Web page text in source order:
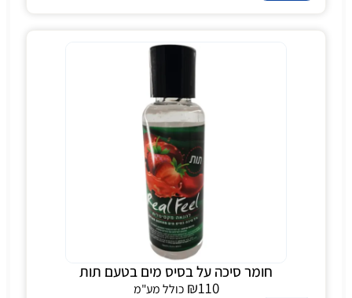
חומר סיכה על בסיס מים בטעם תות
₪110
כולל מע"מ